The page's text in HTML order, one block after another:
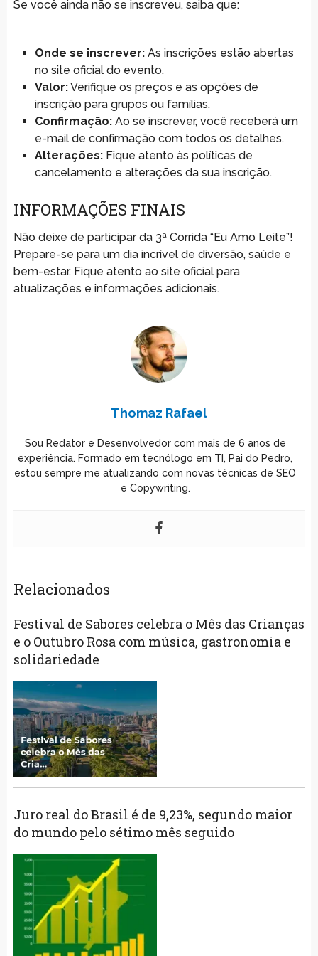
Se você ainda não se inscreveu, saiba que:
Onde se inscrever:As inscrições estão abertas
no site oficial do evento.
Valor:Verifique os preços e as opções de
inscrição para grupos ou famílias.
Confirmação:Ao se inscrever, você receberá um
e-mail de confirmação com todos os detalhes.
Alterações:Fique atento às políticas de
cancelamento e alterações da sua inscrição.
INFORMAÇÕES FINAIS
Não deixe de participar da 3ª Corrida “Eu Amo Leite”!
Prepare-se para um dia incrível de diversão, saúde e
bem-estar. Fique atento ao site oficial para
atualizações e informações adicionais.
Thomaz Rafael
Sou Redator e Desenvolvedor com mais de 6 anos de
experiência. Formado em tecnólogo em TI, Pai do Pedro,
estou sempre me atualizando com novas técnicas de SEO
e Copywriting.
Relacionados
Festival de Sabores celebra o Mês das Crianças
e o Outubro Rosa com música, gastronomia e
solidariedade
Juro real do Brasil é de 9,23%, segundo maior
do mundo pelo sétimo mês seguido